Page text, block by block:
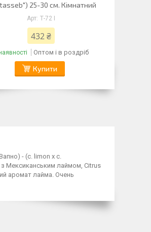
25-30 см. Кімнатний
Т-72 I
432 ₴
Оптом і в роздріб
Купити
- (c. limon x c.
з Мексиканським лаймом, Сitrus
аромат лайма. Очень